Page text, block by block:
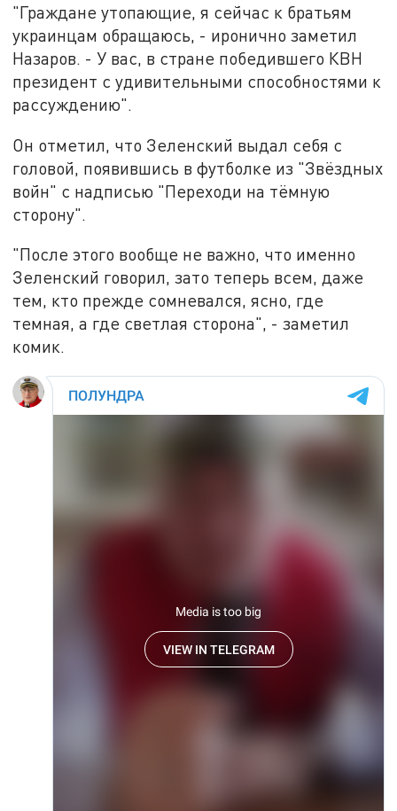
"Граждане утопающие, я сейчас к братьям
украинцам обращаюсь, - иронично заметил
Назаров. - У вас, в стране победившего КВН
президент с удивительными способностями к
рассуждению".
Он отметил, что Зеленский выдал себя с
головой, появившись в футболке из "Звёздных
войн" с надписью "Переходи на тёмную
сторону".
"После этого вообще не важно, что именно
Зеленский говорил, зато теперь всем, даже
тем, кто прежде сомневался, ясно, где
темная, а где светлая сторона", - заметил
комик.